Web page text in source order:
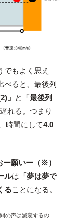
でもよく思え
べると、最後列
」 と
「最後列
れる。つまり
時間にして4.0
ー願いー（※）
ルは 「夢は夢で
ることになる。
の声は減衰するの